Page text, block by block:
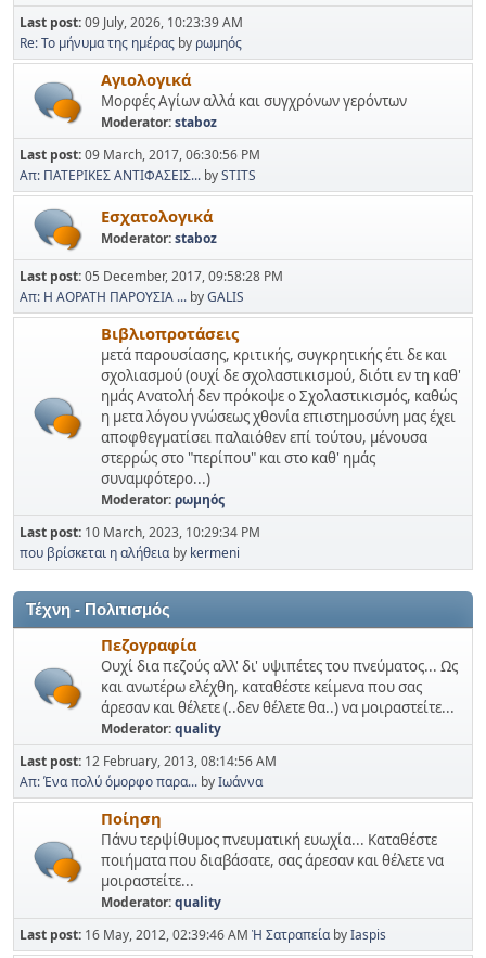
Last post:09 July, 2026, 10:23:39 AM
Re: Το μήνυμα της ημέρας by ρωμηός
Αγιολογικά
Μορφές Αγίων αλλά και συγχρόνων γερόντων
Moderator:staboz
Last post:09 March, 2017, 06:30:56 PM
Απ: ΠΑΤΕΡΙΚΕΣ ΑΝΤΙΦΑΣΕΙΣ... bySTITS
Εσχατολογικά
Moderator:staboz
Last post:05 December, 2017, 09:58:28 PM
Απ: Η ΑΟΡΑΤΗ ΠΑΡΟΥΣΙΑ ... byGALIS
Βιβλιοπροτάσεις
μετά παρουσίασης, κριτικής, συγκρητικής έτι δε και
σχολιασμού (ουχί δε σχολαστικισμού, διότι εν τη καθ'
ημάς Ανατολή δεν πρόκοψε ο Σχολαστικισμός, καθώς
η μετα λόγου γνώσεως χθονία επιστημοσύνη μας έχει
αποφθεγματίσει παλαιόθεν επί τούτου, μένουσα
στερρώς στο "περίπου" και στο καθ' ημάς
συναμφότερο...)
Moderator:ρωμηός
Last post: 10 March, 2023, 10:29:34 PM
που βρίσκεται η αλήθειαby kermeni
Τέχνη - Πολιτισμός
Πεζογραφία
Ουχί δια πεζούς αλλ' δι' υψιπέτες του πνεύματος... Ως
και ανωτέρω ελέχθη, καταθέστε κείμενα που σας
άρεσαν και θέλετε (..δεν θέλετε θα..) να μοιραστείτε...
Moderator:quality
Last post: 12 February, 2013, 08:14:56 AM
Απ: Ένα πολύ όμορφο παρα... byΙωάννα
Ποίηση
Πάνυ τερψίθυμος πνευματική ευωχία... Καταθέστε
ποιήματα που διαβάσατε, σας άρεσαν και θέλετε να
μοιραστείτε...
Moderator:quality
Last post: 16 May, 2012, 02:39:46 AM Ἡ ΣατραπείαbyIaspis